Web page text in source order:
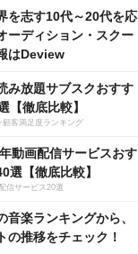
を志す10代～20代を応
ーディション・スクー
はDeview
み放題サブスクおすす
【徹底比較】
顧客満足度ランキング
動画配信サービスおす
選【徹底比較】
信サービス20選
音楽ランキングから、
の推移をチェック！